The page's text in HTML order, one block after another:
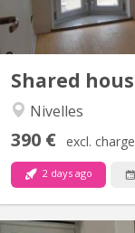
Shared
Nivelles
390 € excl.
2 days ago